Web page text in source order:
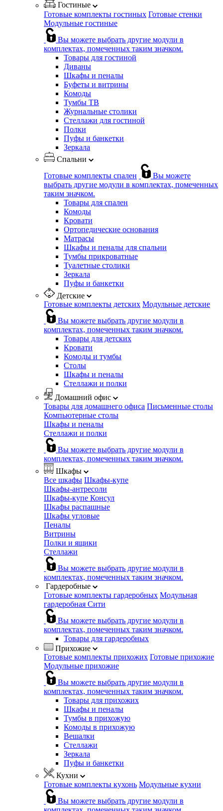
Гостиные
Готовые комплекты гостиных Готовые стенки
Модульные гостиные
Вы можете выбрать другие модули в
комплектах, помеченных таким значком.
Товары для гостиной
Диваны
Шкафы и пеналы
Буфеты и витрины
Комоды
Тумбы ТВ
Журнальные столики
Стеллажи для гостиной
Полки
Пуфы и банкетки
Зеркала
Спальни
Готовые комплекты спален
Вы можете
выбрать другие модули в комплектах, помеченных
таким значком.
Товары для спален
Комоды
Кровати
Ортопедические основания
Матрасы
Шкафы и пеналы для спальни
Тумбы прикроватные
Туалетные столики
Зеркала
Пуфы и банкетки
Детские
Готовые комплекты детских Модульные детские
Вы можете выбрать другие модули в
комплектах, помеченных таким значком.
Товары для детских
Кровати
Комоды и тумбы
Столы
Шкафы и пеналы
Стеллажи и полки
Домашний офис
Товары для домашнего офиса Письменные столы
Компьютерные столы
Шкафы и пеналы
Стеллажи и полки
Вы можете выбрать другие модули в
комплектах, помеченных таким значком.
Шкафы
Все шкафы Шкафы-купе
Шкафы-антресоли
Шкафы-купе Консул
Шкафы распашные
Шкафы угловые
Пеналы
Витрины
Полки и ящики
Стеллажи
Вы можете выбрать другие модули в
комплектах, помеченных таким значком.
Гардеробные
Готовые комплекты гардеробных Модульная
гардеробная Сити
Вы можете выбрать другие модули в
комплектах, помеченных таким значком.
Товары для гардеробных
Прихожие
Готовые комплекты прихожих Готовые прихожие
Модульные прихожие
Вы можете выбрать другие модули в
комплектах, помеченных таким значком.
Товары для прихожих
Шкафы и пеналы
Тумбы в прихожую
Комоды в прихожую
Вешалки
Стеллажи
Зеркала
Пуфы и банкетки
Кухни
Готовые комплекты кухонь Модульные кухни
Вы можете выбрать другие модули в